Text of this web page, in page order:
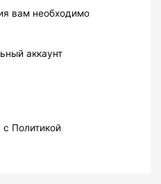
вам необходимо
аккаунт
с Политикой